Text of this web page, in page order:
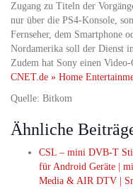
Zugang zu Titeln der
nur über die PS4-Konsole,
Fernseher, dem Smartphone
Nordamerika soll der Dienst
Zudem hat Sony einen
CNET.de » Home
Quelle: Bitkom
Ähnliche
CSL – mini DVB-T
für Android Geräte |
Media & AIR DTV |